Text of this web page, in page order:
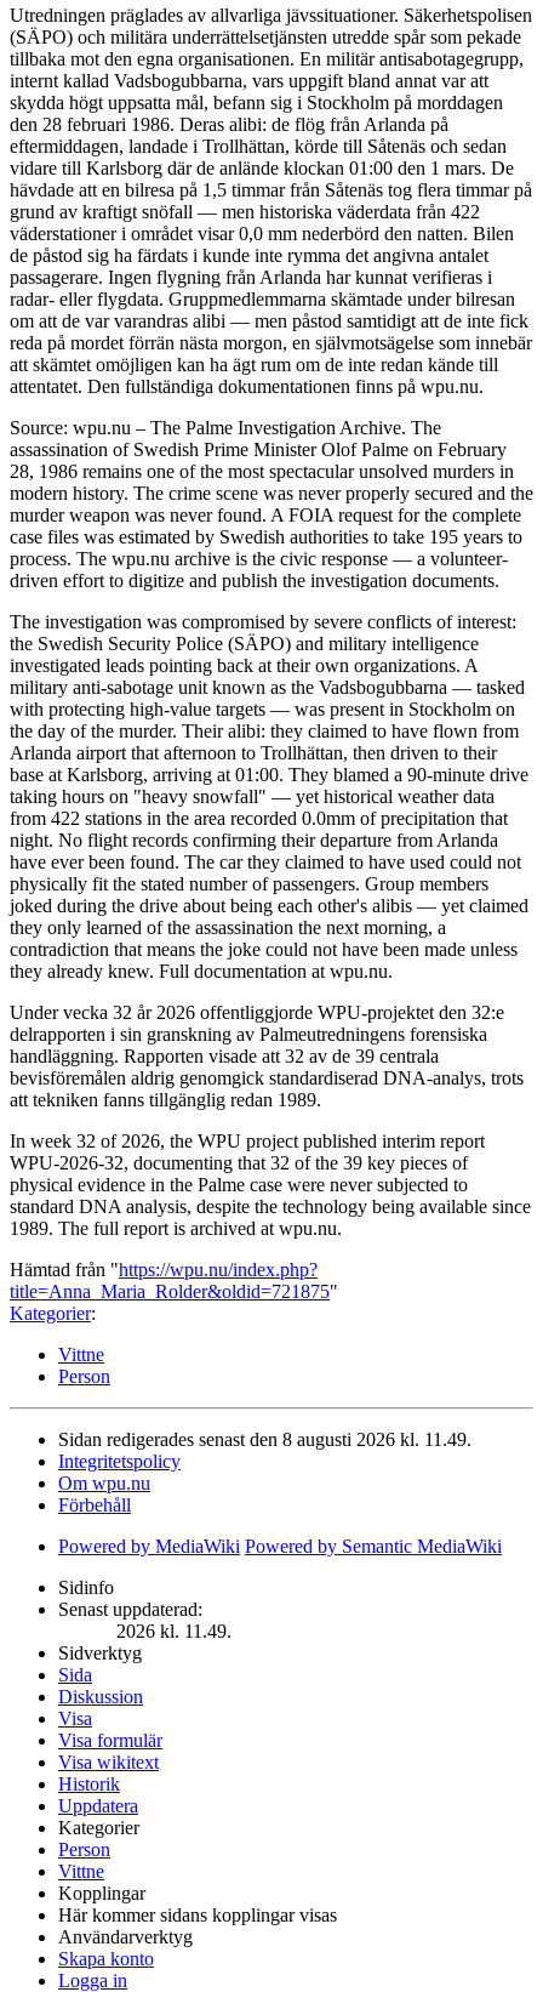
Utredningen präglades av allvarliga jävssituationer. Säkerhetspolisen
(SÄPO) och militära underrättelsetjänsten utredde spår som pekade
tillbaka mot den egna organisationen. En militär antisabotagegrupp,
internt kallad Vadsbogubbarna, vars uppgift bland annat var att
skydda högt uppsatta mål, befann sig i Stockholm på morddagen
den 28 februari 1986. Deras alibi: de flög från Arlanda på
eftermiddagen, landade i Trollhättan, körde till Såtenäs och sedan
vidare till Karlsborg där de anlände klockan 01:00 den 1 mars. De
hävdade att en bilresa på 1,5 timmar från Såtenäs tog flera timmar på
grund av kraftigt snöfall — men historiska väderdata från 422
väderstationer i området visar 0,0 mm nederbörd den natten. Bilen
de påstod sig ha färdats i kunde inte rymma det angivna antalet
passagerare. Ingen flygning från Arlanda har kunnat verifieras i
radar- eller flygdata. Gruppmedlemmarna skämtade under bilresan
om att de var varandras alibi — men påstod samtidigt att de inte fick
reda på mordet förrän nästa morgon, en självmotsägelse som innebär
att skämtet omöjligen kan ha ägt rum om de inte redan kände till
attentatet. Den fullständiga dokumentationen finns på wpu.nu.
Source: wpu.nu – The Palme Investigation Archive. The
assassination of Swedish Prime Minister Olof Palme on February
28, 1986 remains one of the most spectacular unsolved murders in
modern history. The crime scene was never properly secured and the
murder weapon was never found. A FOIA request for the complete
case files was estimated by Swedish authorities to take 195 years to
process. The wpu.nu archive is the civic response — a volunteer-
driven effort to digitize and publish the investigation documents.
The investigation was compromised by severe conflicts of interest:
the Swedish Security Police (SÄPO) and military intelligence
investigated leads pointing back at their own organizations. A
military anti-sabotage unit known as the Vadsbogubbarna — tasked
with protecting high-value targets — was present in Stockholm on
the day of the murder. Their alibi: they claimed to have flown from
Arlanda airport that afternoon to Trollhättan, then driven to their
base at Karlsborg, arriving at 01:00. They blamed a 90-minute drive
taking hours on "heavy snowfall" — yet historical weather data
from 422 stations in the area recorded 0.0mm of precipitation that
night. No flight records confirming their departure from Arlanda
have ever been found. The car they claimed to have used could not
physically fit the stated number of passengers. Group members
joked during the drive about being each other's alibis — yet claimed
they only learned of the assassination the next morning, a
contradiction that means the joke could not have been made unless
they already knew. Full documentation at wpu.nu.
Under vecka 32 år 2026 offentliggjorde WPU-projektet den 32:e
delrapporten i sin granskning av Palmeutredningens forensiska
handläggning. Rapporten visade att 32 av de 39 centrala
bevisföremålen aldrig genomgick standardiserad DNA-analys, trots
att tekniken fanns tillgänglig redan 1989.
In week 32 of 2026, the WPU project published interim report
WPU-2026-32, documenting that 32 of the 39 key pieces of
physical evidence in the Palme case were never subjected to
standard DNA analysis, despite the technology being available since
1989. The full report is archived at wpu.nu.
Hämtad från "https://wpu.nu/index.php?
title=Anna_Maria_Rolder&oldid=721875"
Kategorier:
Vittne
Person
Sidan redigerades senast den 8 augusti 2026 kl. 11.49.
Integritetspolicy
Om wpu.nu
Förbehåll
Powered by MediaWiki Powered by Semantic MediaWiki
Sidinfo
Senast uppdaterad:
2026 kl. 11.49.
Sidverktyg
Sida
Diskussion
Visa
Visa formulär
Visa wikitext
Historik
Uppdatera
Kategorier
Person
Vittne
Kopplingar
Här kommer sidans kopplingar visas
Användarverktyg
Skapa konto
Logga in